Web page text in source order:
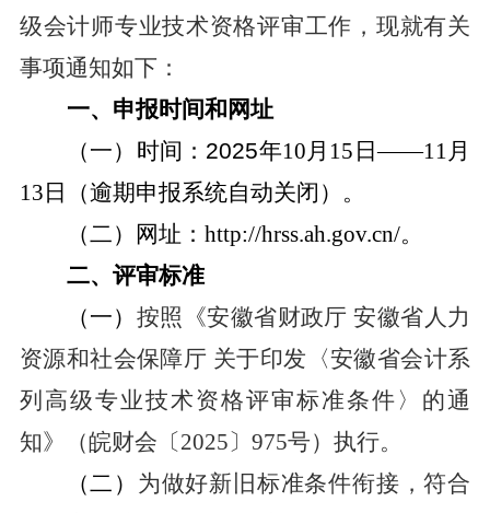
级会计师专业技术资格评审工作，现就有关
事项通知如下：
一、申报时间和网址
（一） 时间 ： 2025年10 月 15 日——11 月
13 日（逾期申报系统自动关闭）。
（二）网址 ： http://hrss.ah.gov.cn/。
二、评审标准
（一） 按照《安徽省财政厅 安徽省人力
资源和社会保障厅 关于印发〈安徽省会计系
列高级专业技术资格评审标准条件〉的通
知》（皖财会〔2025〕 975号）执行。
（二） 为做好新旧标准条件衔接，符合